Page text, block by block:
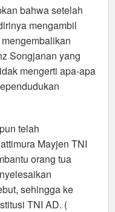
bahwa setelah
mengambil
Songjanan yang
mengerti apa-apa
telah
Mayjen TNI
orang tua
sehingga ke
TNI AD. (